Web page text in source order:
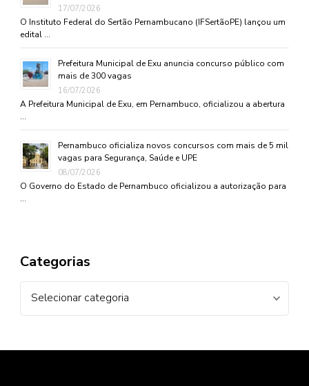
17/07/2026
O Instituto Federal do Sertão Pernambucano (IFSertãoPE) lançou um
edital …
Prefeitura Municipal de Exu anuncia concurso público com
mais de 300 vagas
16/07/2026
A Prefeitura Municipal de Exu, em Pernambuco, oficializou a abertura
…
Pernambuco oficializa novos concursos com mais de 5 mil
vagas para Segurança, Saúde e UPE
08/07/2026
O Governo do Estado de Pernambuco oficializou a autorização para
…
Categorias
Categorias